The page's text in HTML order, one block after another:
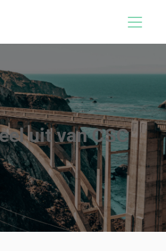
uit van CSC